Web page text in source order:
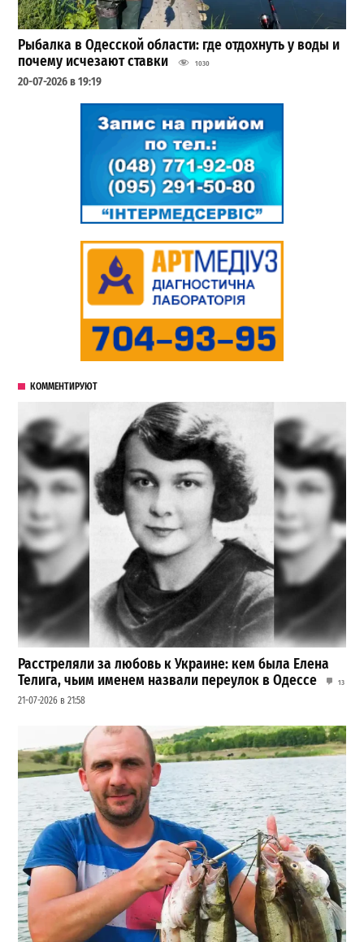
Рыбалка в Одесской области: где отдохнуть у воды и
почему исчезают ставки
1030
20-07-2026 в 19:19
КОММЕНТИРУЮТ
Расстреляли за любовь к Украине: кем была Елена
Телига, чьим именем назвали переулок в Одессе
13
21-07-2026 в 21:58